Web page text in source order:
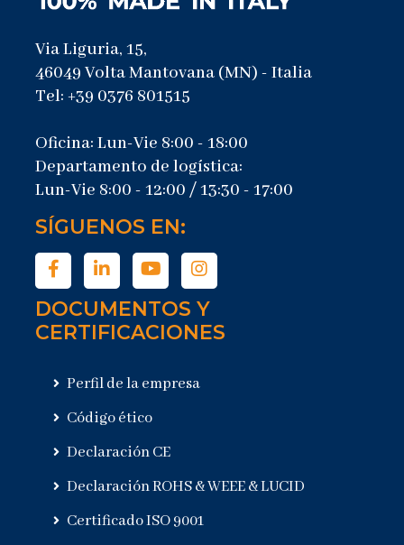
Via Liguria, 15,
46049 Volta Mantovana (MN) - Italia
Tel: +39 0376 801515
Oficina: Lun-Vie 8:00 - 18:00
Departamento de logística:
Lun-Vie 8:00 - 12:00 / 13:30 - 17:00
SÍGUENOS EN:
DOCUMENTOS Y
CERTIFICACIONES
Perfil de la empresa
Código ético
Declaración CE
Declaración ROHS & WEEE & LUCID
Certificado ISO 9001